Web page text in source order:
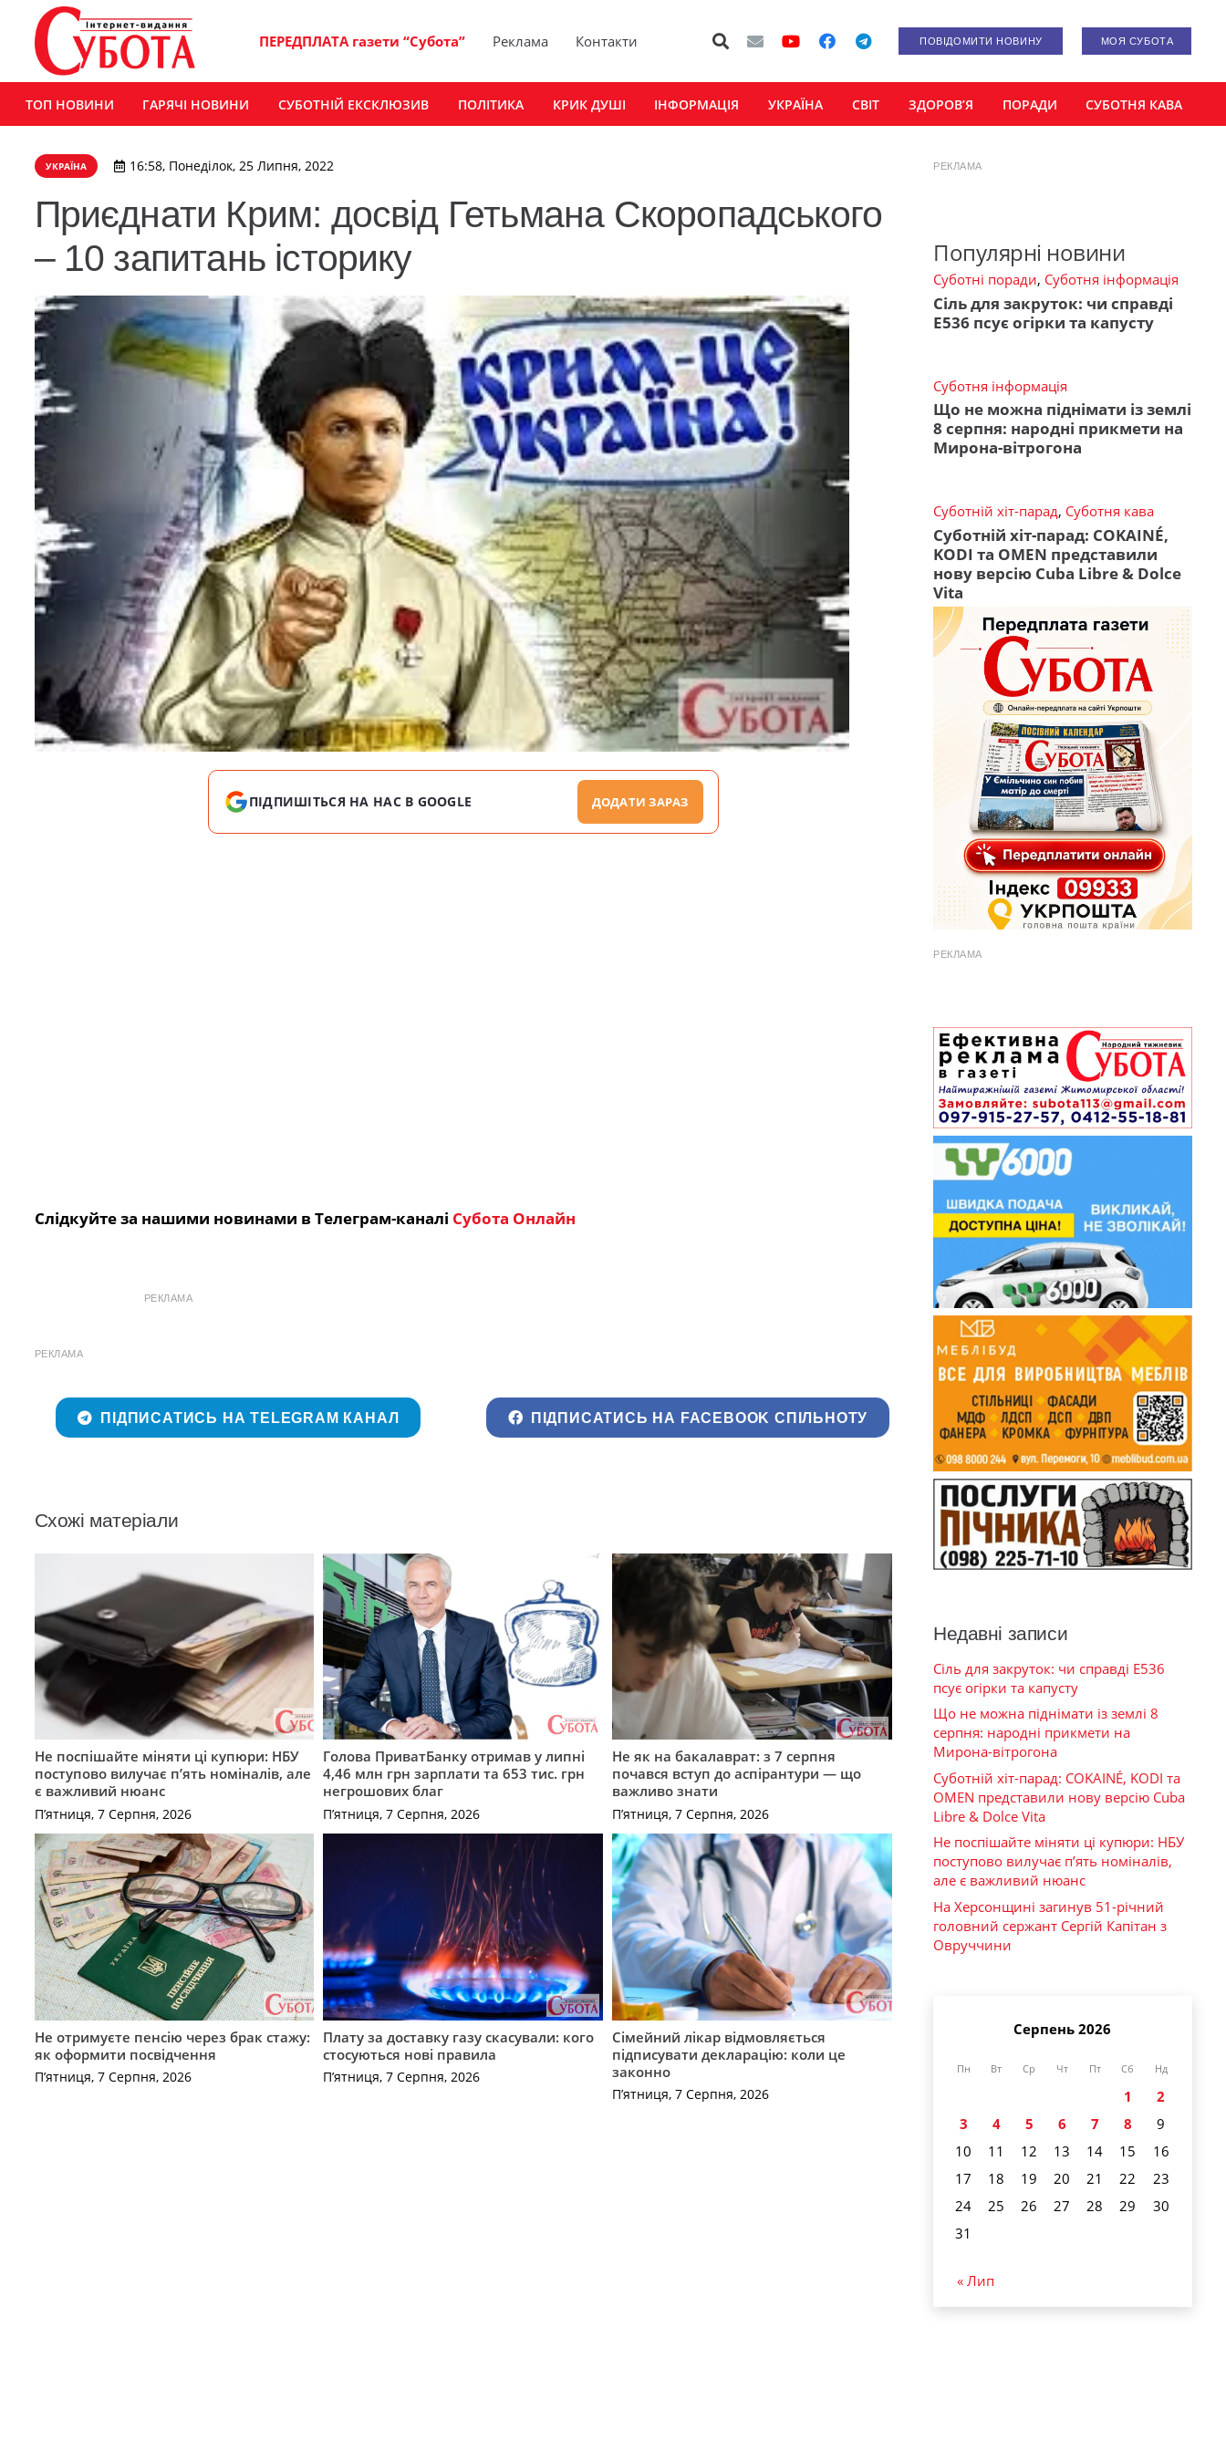
ПЕРЕДПЛАТА газети “Субота” Реклама Контакти ПОВІДОМИТИ НОВИНУ МОЯ СУБОТА
ТОП НОВИНИ ГАРЯЧІ НОВИНИ СУБОТНІЙ ЕКСКЛЮЗИВ ПОЛІТИКА КРИК ДУШІ ІНФОРМАЦІЯ УКРАЇНА СВІТ ЗДОРОВ’Я ПОРАДИ СУБОТНЯ КАВА
УКРАЇНА 16:58, Понеділок, 25 Липня, 2022
Приєднати Крим: досвід Гетьмана Скоропадського
– 10 запитань історику
ПІДПИШІТЬСЯ НА НАС В GOOGLE ДОДАТИ ЗАРАЗ
Слідкуйте за нашими новинами в Телеграм-каналі Субота Онлайн
РЕКЛАМА
РЕКЛАМА
ПІДПИСАТИСЬ НА TELEGRAM КАНАЛ ПІДПИСАТИСЬ НА FACEBOOK СПІЛЬНОТУ
Схожі матеріали
Не поспішайте міняти ці купюри: НБУ
поступово вилучає п’ять номіналів, але
є важливий нюанс
П’ятниця, 7 Серпня, 2026
Голова ПриватБанку отримав у липні
4,46 млн грн зарплати та 653 тис. грн
негрошових благ
П’ятниця, 7 Серпня, 2026
Не як на бакалаврат: з 7 серпня
почався вступ до аспірантури — що
важливо знати
П’ятниця, 7 Серпня, 2026
Не отримуєте пенсію через брак стажу:
як оформити посвідчення
П’ятниця, 7 Серпня, 2026
Плату за доставку газу скасували: кого
стосуються нові правила
П’ятниця, 7 Серпня, 2026
Сімейний лікар відмовляється
підписувати декларацію: коли це
законно
П’ятниця, 7 Серпня, 2026
РЕКЛАМА
Популярні новини
Суботні поради, Суботня інформація
Сіль для закруток: чи справді
Е536 псує огірки та капусту
Суботня інформація
Що не можна піднімати із землі
8 серпня: народні прикмети на
Мирона-вітрогона
Суботній хіт-парад, Суботня кава
Суботній хіт-парад: COKAINÉ,
KODI та OMEN представили
нову версію Cuba Libre & Dolce
Vita
РЕКЛАМА
Недавні записи
Сіль для закруток: чи справді Е536
псує огірки та капусту
Що не можна піднімати із землі 8
серпня: народні прикмети на
Мирона-вітрогона
Суботній хіт-парад: COKAINÉ, KODI та
OMEN представили нову версію Cuba
Libre & Dolce Vita
Не поспішайте міняти ці купюри: НБУ
поступово вилучає п’ять номіналів,
але є важливий нюанс
На Херсонщині загинув 51-річний
головний сержант Сергій Капітан з
Овруччини
Серпень 2026
Пн Вт Ср Чт Пт Сб Нд
1
2
3
4 5 6 7 8
9
10
11 12 13 14 15
16
17
18 19 20 21 22
23
24
25 26 27 28 29
30
31
« Лип